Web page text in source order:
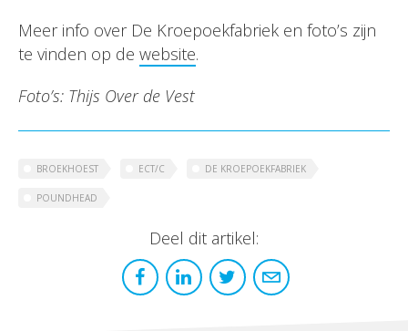
Meer info over De Kroepoekfabriek en foto’s zijn
te vinden op de website.
Foto’s: Thijs Over de Vest
BROEKHOEST ECT/C DE KROEPOEKFABRIEK
POUNDHEAD
Deel dit artikel: